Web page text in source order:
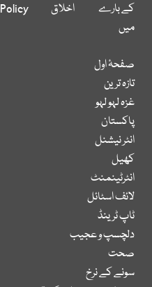
کے بارے
میں
اخلاق
Policy
صفحۂ اول
تازہ ترین
غزہ لہو لہو
پاکستان
انٹر نیشنل
کھیل
انٹرٹینمنٹ
لائف اسٹائل
ٹاپ ٹرینڈ
دلچسپ و عجیب
صحت
سونے کے نرخ